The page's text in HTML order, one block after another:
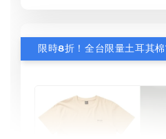
限時8折！全台限量土耳其